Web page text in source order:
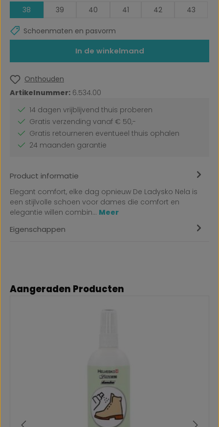
38 39 40 41 42 43
Schoenmaten en pasvorm
In de winkelmand
Onthouden
Artikelnummer: 6.534.00
14 dagen vrijblijvend thuis proberen
Gratis verzending vanaf € 50,-
Gratis retourneren eventueel thuis ophalen
24 maanden garantie
Product informatie
Elegant comfort, elke dag opnieuw De Ladysko Nela is
een stijlvolle schoen voor dames die comfort en
elegantie willen combin… Meer
Eigenschappen
Productgalerij overslaan
Aangeraden Producten